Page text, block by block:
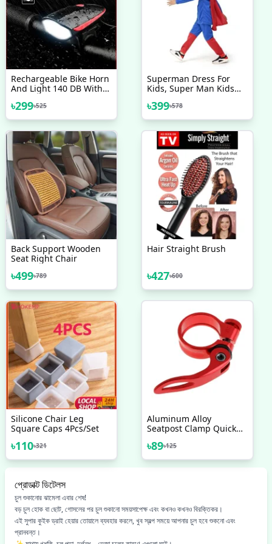
Rechargeable Bike Horn
And Light 140 DB With
Light 3 Modes
৳299৳525
Superman Dress For
Kids, Super Man Kids
Superman Suit
৳399৳578
Back Support Wooden
Seat Right Chair
৳499৳789
Hair Straight Brush
৳427৳600
Silicone Chair Leg
Square Caps 4Pcs/set
৳110৳321
Aluminum Alloy
Seatpost Clamp Quick
Cycling Saddle Seat Post
Clamp Quick Release
Lock
৳89৳125
প্রোডাক্ট ডিটেলস
চুল শুকানোর ঝামেলা এবার শেষ!
বড় চুল হোক বা ছোট, গোসলের পর চুল শুকানো সময়সাপেক্ষ এবং কখনও কখনও বিরক্তিকর।
এই সুপার কুইক ড্রাই হেয়ার তোয়ালে ব্যবহার করলে, খুব স্বল্প সময়ে আপনার চুল হবে শুকনো এবং
প্রানবন্ত।